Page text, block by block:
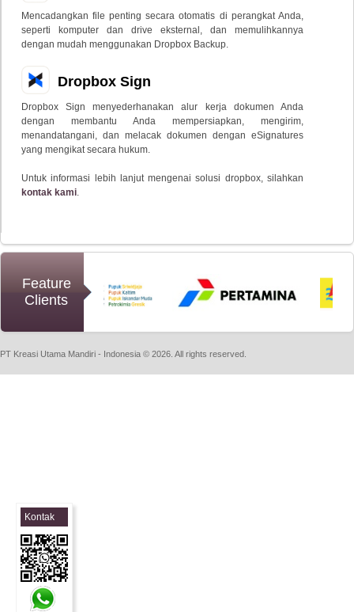
Mencadangkan file penting secara otomatis di perangkat Anda,
seperti komputer dan drive eksternal, dan memulihkannya
dengan mudah menggunakan Dropbox Backup.
Dropbox Sign
Dropbox Sign menyederhanakan alur kerja dokumen Anda
dengan membantu Anda mempersiapkan, mengirim,
menandatangani, dan melacak dokumen dengan eSignatures
yang mengikat secara hukum.
Untuk informasi lebih lanjut mengenai solusi dropbox, silahkan
kontak kami.
Feature
Clients
PT Kreasi Utama Mandiri - Indonesia © 2026. All rights reserved.
Kontak
Sales